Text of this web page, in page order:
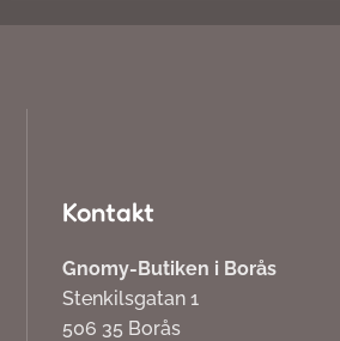
Kontakt
Gnomy-Butiken i Borås
Stenkilsgatan 1
506 35 Borås